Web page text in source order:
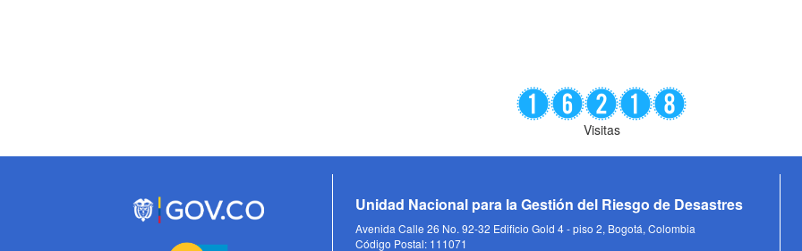
Visitas
Unidad Nacional para la Gestión del Riesgo de Desastres
Avenida Calle 26 No. 92-32 Edificio Gold 4 - piso 2, Bogotá, Colombia
Código Postal: 111071